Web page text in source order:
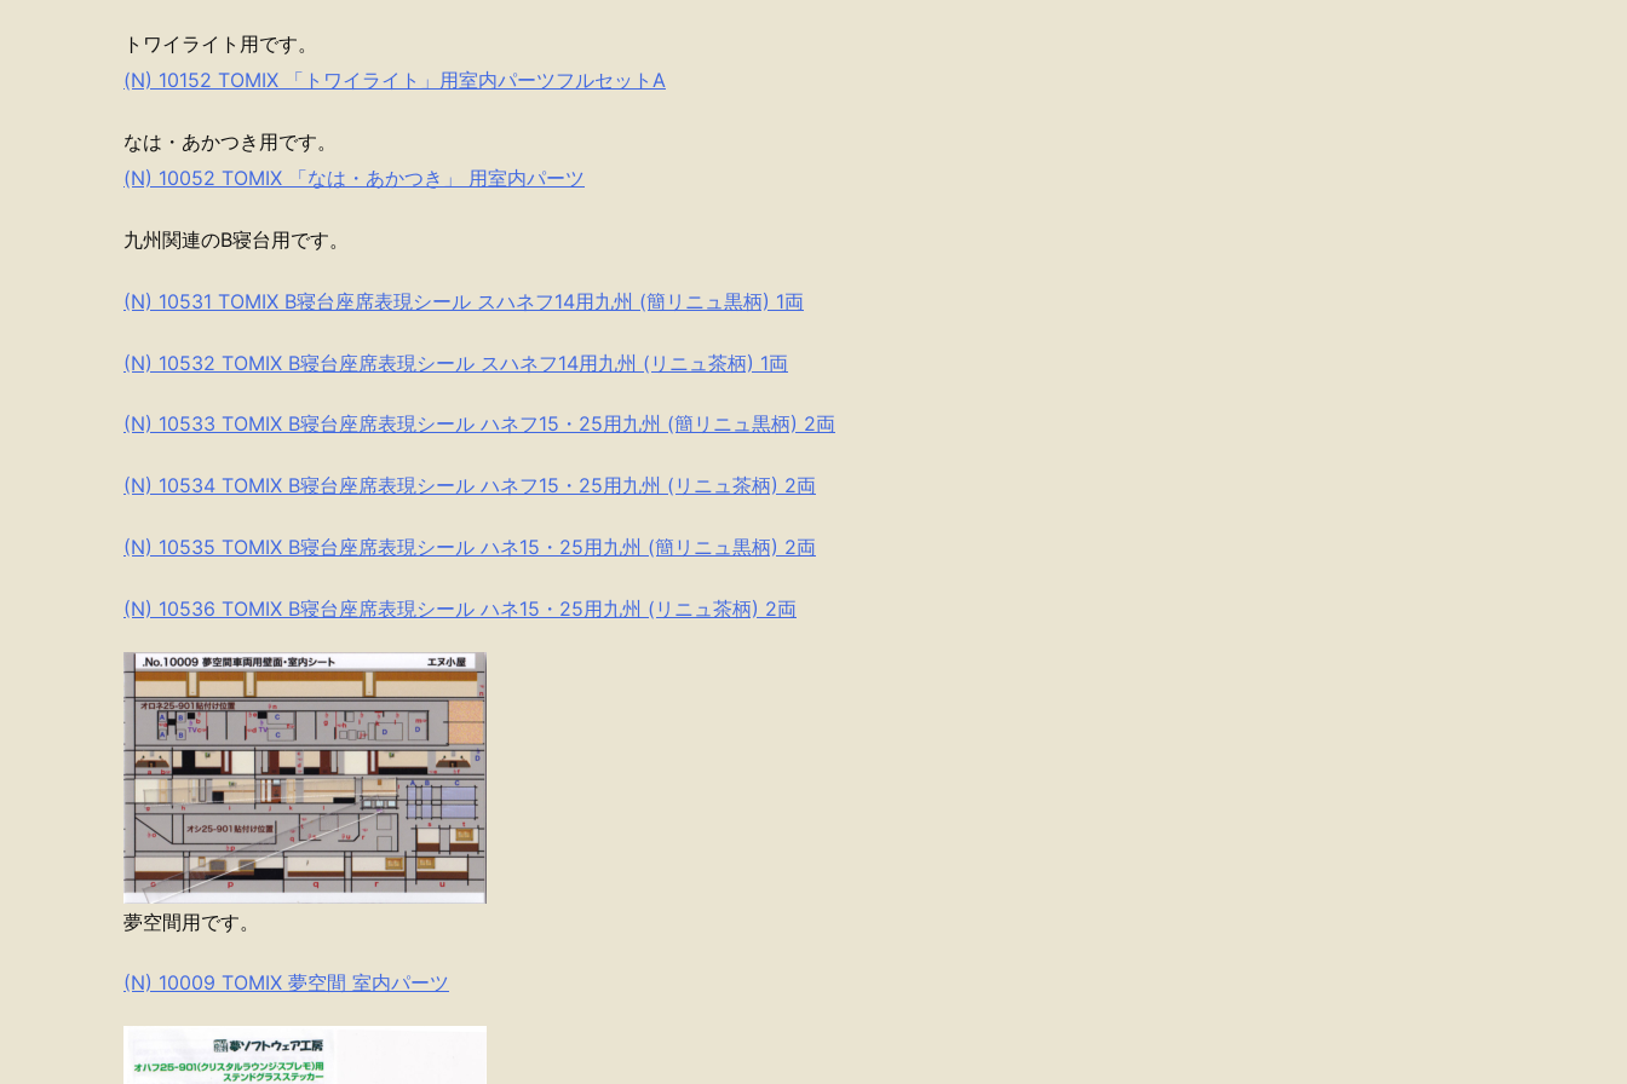
トワイライト用です。
(N) 10152 TOMIX 「トワイライト」用室内パーツフルセットA
なは・あかつき用です。
(N) 10052 TOMIX 「なは・あかつき」 用室内パーツ
九州関連のB寝台用です。
(N) 10531 TOMIX B寝台座席表現シール スハネフ14用九州 (簡リニュ黒柄) 1両
(N) 10532 TOMIX B寝台座席表現シール スハネフ14用九州 (リニュ茶柄) 1両
(N) 10533 TOMIX B寝台座席表現シール ハネフ15・25用九州 (簡リニュ黒柄) 2両
(N) 10534 TOMIX B寝台座席表現シール ハネフ15・25用九州 (リニュ茶柄) 2両
(N) 10535 TOMIX B寝台座席表現シール ハネ15・25用九州 (簡リニュ黒柄) 2両
(N) 10536 TOMIX B寝台座席表現シール ハネ15・25用九州 (リニュ茶柄) 2両
夢空間用です。
(N) 10009 TOMIX 夢空間 室内パーツ